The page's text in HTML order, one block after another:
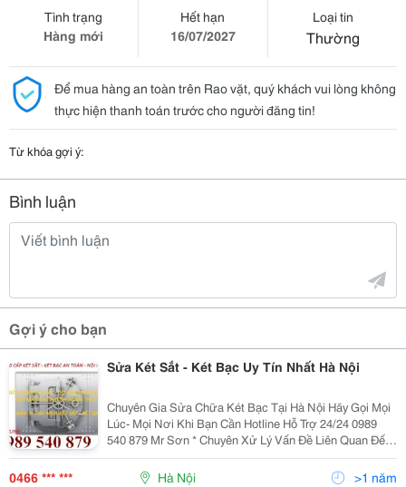
Tình trạng
Hàng mới
Hết hạn
16/07/2027
Loại tin
Thường
Để mua hàng an toàn trên Rao vặt, quý khách vui lòng không
thực hiện thanh toán trước cho người đăng tin!
Từ khóa gợi ý:
Bình luận
Gợi ý cho bạn
Sửa Két Sắt - Két Bạc Uy Tín Nhất Hà Nội
Chuyên Gia Sửa Chữa Két Bạc Tại Hà Nội Hãy Gọi Mọi
Lúc- Mọi Nơi Khi Bạn Cần Hotline Hỗ Trợ 24/24 0989
540 879 Mr Sơn * Chuyên Xử Lý Vấn Đề Liên Quan Đến
Két Sắt . * Mở Và Làm Lại Chìa, Dò Tìm Mã Số. *
Hướng Dẫn Sử Dụng ,Đặt Két Theo Phong Thủy.
0466 *** *** Hà Nội >1 năm